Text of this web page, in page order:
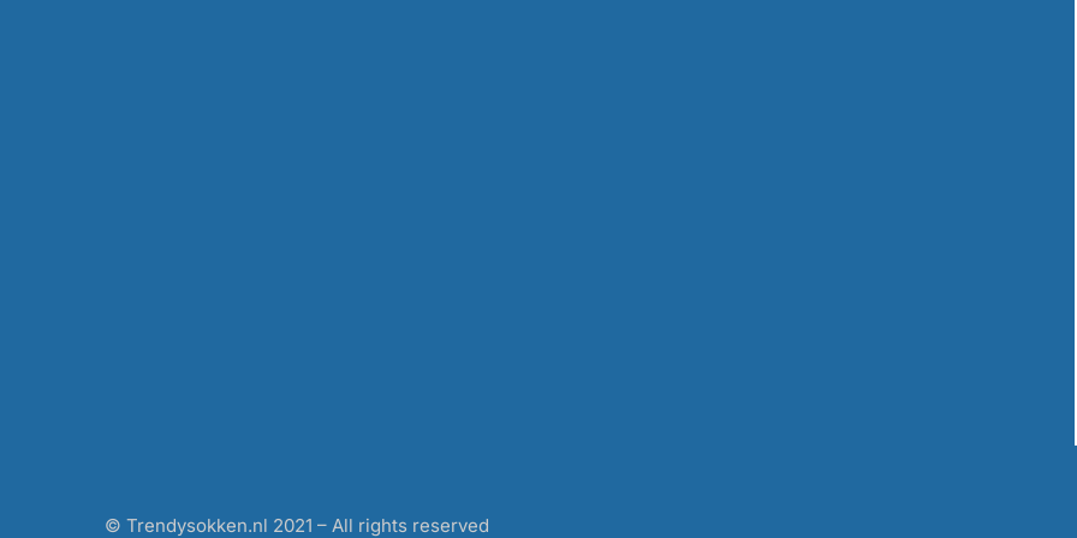
© Trendysokken.nl 2021 – All rights reserved